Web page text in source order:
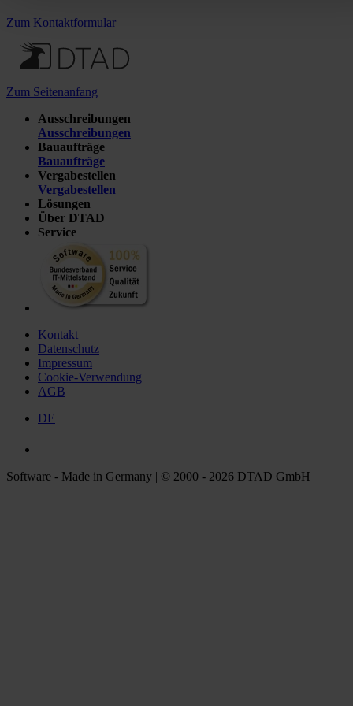
Zum Kontaktformular
Zum Seitenanfang
Ausschreibungen
Ausschreibungen
Bauaufträge
Bauaufträge
Vergabestellen
Vergabestellen
Lösungen
Über DTAD
Service
Kontakt
Datenschutz
Impressum
Cookie-Verwendung
AGB
DE
Software - Made in Germany | © 2000 - 2026 DTAD GmbH